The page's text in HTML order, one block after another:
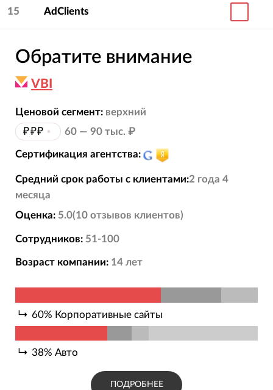
15 AdClients
Обратите внимание
VBI
Ценовой сегмент: верхний
₽₽₽ • 60 — 90 тыс. ₽
Сертификация агентства:
Средний срок работы с клиентами:2 года 4
месяца
Оценка: 5.0(10 отзывов клиентов)
Сотрудников: 51-100
Возраст компании: 14 лет
60% Корпоративные сайты
38% Авто
ПОДРОБНЕЕ